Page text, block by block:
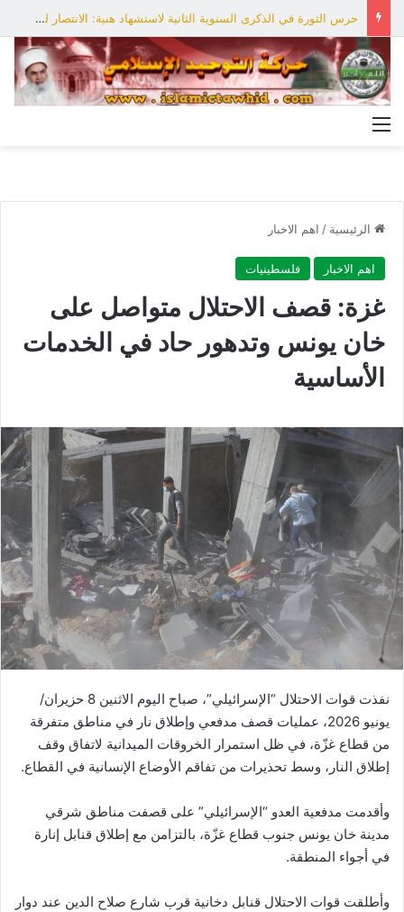
حرس الثورة في الذكرى السنوية الثانية لاستشهاد هنية: الانتصار لفلسطين أقرب
الرئيسية / اهم الاخبار
اهم الاخبار فلسطينيات
غزة: قصف الاحتلال متواصل على
خان يونس وتدهور حاد في الخدمات
الأساسية
نفذت قوات الاحتلال “الإسرائيلي”، صباح اليوم الاثنين 8 حزيران/
يونيو 2026، عمليات قصف مدفعي وإطلاق نار في مناطق متفرقة
من قطاع غزّة، في ظل استمرار الخروقات الميدانية لاتفاق وقف
إطلاق النار، وسط تحذيرات من تفاقم الأوضاع الإنسانية في القطاع.
وأقدمت مدفعية العدو “الإسرائيلي” على قصفت مناطق شرقي
مدينة خان يونس جنوب قطاع غزّة، بالتزامن مع إطلاق قنابل إنارة
في أجواء المنطقة.
وأطلقت قوات الاحتلال قنابل دخانية قرب شارع صلاح الدين عند دوار